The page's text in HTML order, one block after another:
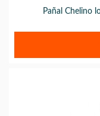
Pañal Chelino